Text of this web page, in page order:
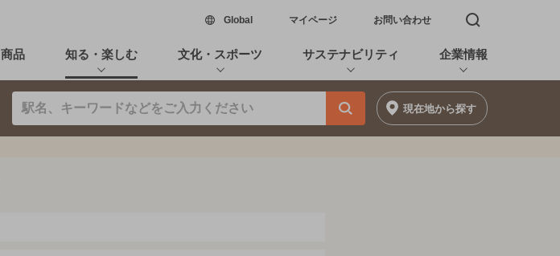
Global新しいウィンドウで開く
マイページ お問い合わせ 検索窓を開く
商品 知る・楽しむ 文化・スポーツ サステナビリティ 企業情報
現在地から探す